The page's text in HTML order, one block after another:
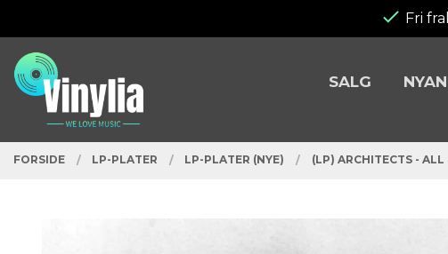
innholdet
Fri
PRODUKTER
SALG
FORSIDE LP-PLATER LP-PLATER (NYE) (LP) ARCHITECTS -